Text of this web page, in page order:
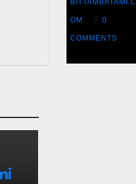
दिवशीही
राष्ट्रवादी
काँग्रेस
BITTAMBATAMI.C
OM 0
COMMENTS